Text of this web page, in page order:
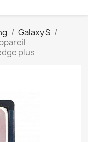
Galaxy S
plus